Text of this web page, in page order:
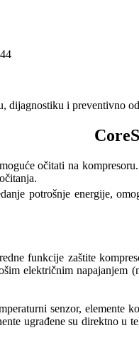
dijagnostiku i preventivno
očitati na
potrošnje energije,
funkcije zaštite
električnim napajanjem
senzor,
ugrađene su direktno